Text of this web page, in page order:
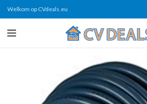
Welkom op CVdeals.eu